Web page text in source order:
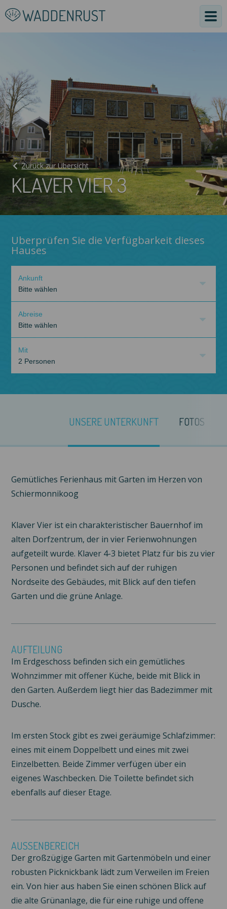
Zurück zur Übersicht
KLAVER VIER 3
Uberprüfen Sie die Verfügbarkeit dieses
Hauses
Ankunft
Bitte wählen
Abreise
Bitte wählen
Mit
2 Personen
UNSERE UNTERKUNFT FOTOS
Gemütliches Ferienhaus mit Garten im Herzen von
Schiermonnikoog
Klaver Vier ist ein charakteristischer Bauernhof im
alten Dorfzentrum, der in vier Ferienwohnungen
aufgeteilt wurde. Klaver 4-3 bietet Platz für bis zu vier
Personen und befindet sich auf der ruhigen
Nordseite des Gebäudes, mit Blick auf den tiefen
Garten und die grüne Anlage.
AUFTEILUNG
Im Erdgeschoss befinden sich ein gemütliches
Wohnzimmer mit offener Küche, beide mit Blick in
den Garten. Außerdem liegt hier das Badezimmer mit
Dusche.
Im ersten Stock gibt es zwei geräumige Schlafzimmer:
eines mit einem Doppelbett und eines mit zwei
Einzelbetten. Beide Zimmer verfügen über ein
eigenes Waschbecken. Die Toilette befindet sich
ebenfalls auf dieser Etage.
AUSSENBEREICH
Der großzügige Garten mit Gartenmöbeln und einer
robusten Picknickbank lädt zum Verweilen im Freien
ein. Von hier aus haben Sie einen schönen Blick auf
die alte Grünanlage, die für eine ruhige und offene